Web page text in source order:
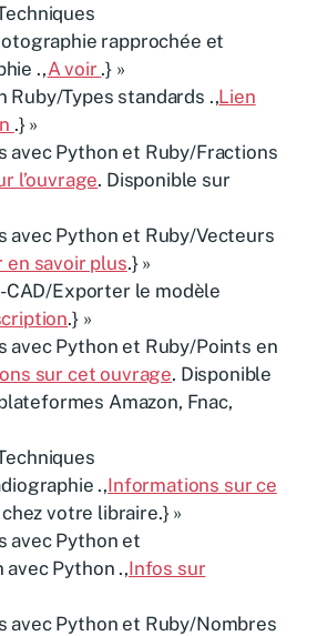
rapprochée et
.,A voir .} »
Ruby/Types standards .,Lien
.} »
avec Python et Ruby/Fractions
l’ouvrage. Disponible sur
avec Python et Ruby/Vecteurs
en savoir plus.} »
CAD/Exporter le modèle
.} »
avec Python et Ruby/Points en
sur cet ouvrage. Disponible
Amazon, Fnac,
.,Informations sur ce
votre libraire.} »
avec Python et
Python .,Infos sur
avec Python et Ruby/Nombres